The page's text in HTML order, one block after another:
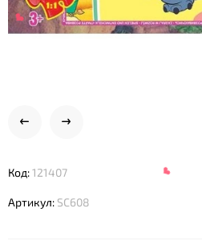
Код:121407
Артикул: SC608